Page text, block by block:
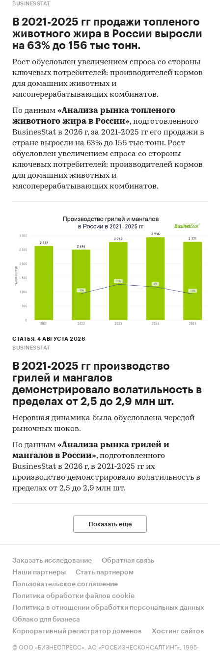
BUSINESSTAT
В 2021-2025 гг продажи топленого
животного жира в России выросли
на 63% до 156 тыс тонн.
Рост обусловлен увеличением спроса со стороны
ключевых потребителей: производителей кормов
для домашних животных и
мясоперерабатывающих комбинатов.
По данным «Анализа рынка топленого
животного жира в России», подготовленного
BusinesStat в 2026 г, за 2021-2025 гг его продажи в
стране выросли на 63% до 156 тыс тонн. Рост
обусловлен увеличением спроса со стороны
ключевых потребителей: производителей кормов
для домашних животных и
мясоперерабатывающих комбинатов.
СТАТЬЯ, 4 АВГУСТА 2026
BUSINESSTAT
В 2021-2025 гг производство
грилей и мангалов
демонстрировало волатильность в
пределах от 2,5 до 2,9 млн шт.
Неровная динамика была обусловлена чередой
рыночных шоков.
По данным «Анализа рынка грилей и
мангалов в России», подготовленного
BusinesStat в 2026 г, в 2021-2025 гг их
производство демонстрировало волатильность в
пределах от 2,5 до 2,9 млн шт.
Показать еще
Заказать исследование
Обратная связь
Наши партнеры
Стать партнером
Пользовательское соглашение
Политика обработки файлов cookie
Политика в отношении обработки персональных данных
Облако для бизнеса
Корпоративный регистратор доменов
Хостинг сайтов
© ООО «БИЗНЕСПРЕСС», АО «РОСБИЗНЕСКОНСАЛТИНГ», 1995-